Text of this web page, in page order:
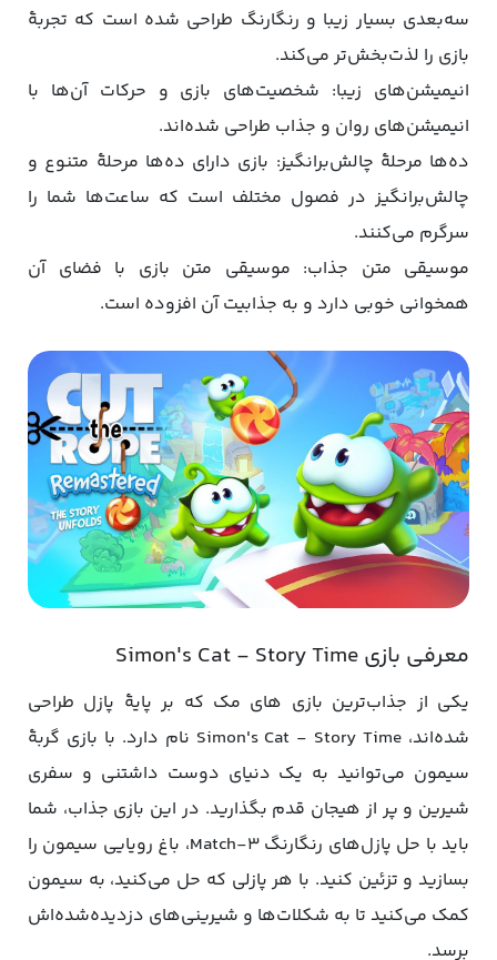
سه‌بعدی بسیار زیبا و رنگارنگ طراحی شده است که تجربۀ
بازی را لذت‌بخش‌تر می‌کند.
انیمیشن‌های زیبا: شخصیت‌های بازی و حرکات آن‌ها با
انیمیشن‌های روان و جذاب طراحی شده‌اند.
ده‌ها مرحلۀ چالش‌برانگیز: بازی دارای ده‌ها مرحلۀ متنوع و
چالش‌برانگیز در فصول مختلف است که ساعت‌ها شما را
سرگرم می‌کنند.
موسیقی متن جذاب: موسیقی متن بازی با فضای آن
همخوانی خوبی دارد و به جذابیت آن افزوده است.
معرفی بازی Simon's Cat - Story Time
یکی از جذاب‌ترین بازی های مک که بر پایۀ پازل طراحی
شده‌اند، Simon's Cat - Story Time نام دارد. با بازی گربۀ
سیمون می‌توانید به یک دنیای دوست داشتنی و سفری
شیرین و پر از هیجان قدم بگذارید. در این بازی جذاب، شما
باید با حل پازل‌های رنگارنگ Match-3، باغ رویایی سیمون را
بسازید و تزئین کنید. با هر پازلی که حل می‌کنید، به سیمون
کمک می‌کنید تا به شکلات‌ها و شیرینی‌های دزدیده‌شده‌اش
برسد.